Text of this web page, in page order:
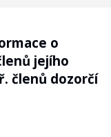
o
jejího
členů dozorčí